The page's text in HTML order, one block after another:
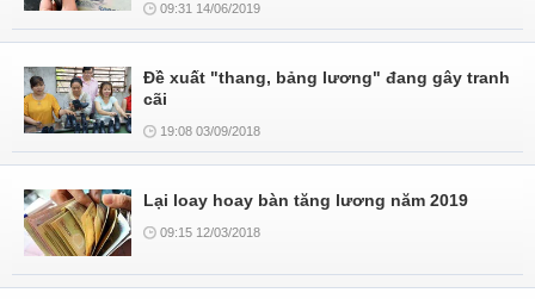
09:31 14/06/2019
Đề xuất "thang, bảng lương" đang gây tranh
cãi
19:08 03/09/2018
Lại loay hoay bàn tăng lương năm 2019
09:15 12/03/2018